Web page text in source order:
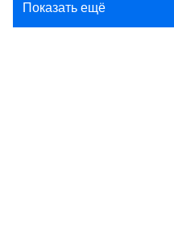
Показать ещё